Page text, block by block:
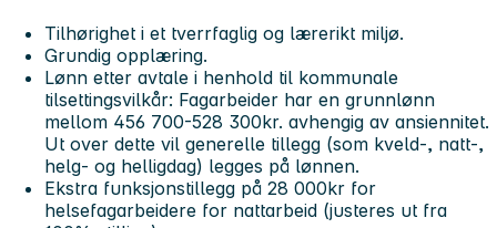
Tilhørighet i et tverrfaglig og lærerikt miljø.
Grundig opplæring.
Lønn etter avtale i henhold til kommunale
tilsettingsvilkår: Fagarbeider har en grunnlønn
mellom 456 700-528 300kr. avhengig av ansiennitet.
Ut over dette vil generelle tillegg (som kveld-, natt-,
helg- og helligdag) legges på lønnen.
Ekstra funksjonstillegg på 28 000kr for
helsefagarbeidere for nattarbeid (justeres ut fra